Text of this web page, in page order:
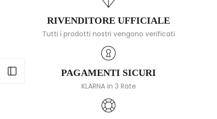
Apri barra laterale
RIVENDITORE UFFICIALE
Tutti i prodotti nostri vengono verificati
PAGAMENTI SICURI
KLARNA in 3 Rate